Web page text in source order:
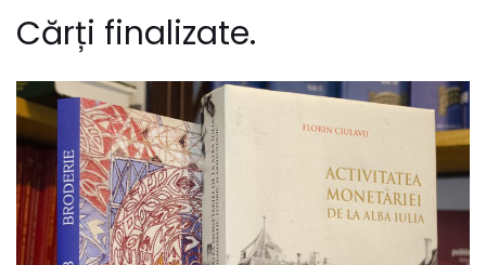
Cărți finalizate.